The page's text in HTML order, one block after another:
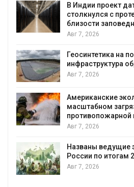
В Индии проект
столкнулся с
близости
Авг 7, 2026
Геосинтетика на
инфраструктура
Авг 7, 2026
Американские
масштабном
противопожарной
Авг 7, 2026
Названы ведущие
России по итогам
Авг 7, 2026